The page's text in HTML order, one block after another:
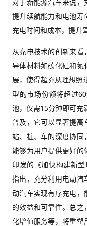
对于新能源汽车来说
提升续航能力和电池寿
充电时间和成本，提升
从充电技术的创新来
导体材料如碳化硅和氮
展，使得超充从理想照
型的市场份额将超过
池，仅需15分钟即可充
普及，它可以显著提高
站、桩、车的深度协同
能够为用户提供更好
印发的《加快构建新
指出，充分利用电动汽
动汽车实现有序充电，
的效益和可靠性。总
化增值服务等，将重塑